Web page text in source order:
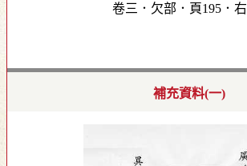
卷三．欠部．頁195．右
補充資料(一)